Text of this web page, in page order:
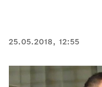
25.05.2018, 12:55